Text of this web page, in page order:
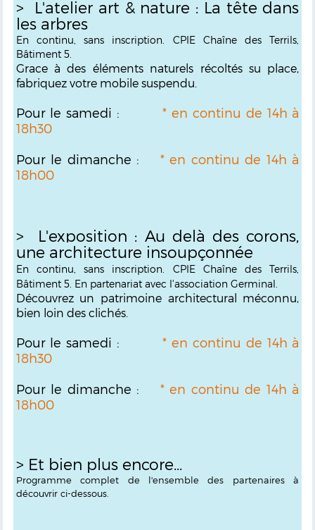
> L'atelier art & nature : La tête dans
les arbres
En continu, sans inscription. CPIE Chaîne des Terrils,
Bâtiment 5.
Grace à des éléments naturels récoltés su place,
fabriquez votre mobile suspendu.
Pour le samedi :* en continu de 14h à
18h30
Pour le dimanche : * en continu de 14h à
18h00
> L'exposition : Au delà des corons,
une architecture insoupçonnée
En continu, sans inscription. CPIE Chaîne des Terrils,
Bâtiment 5. En partenariat avec l'association Germinal.
Découvrez un patrimoine architectural méconnu,
bien loin des clichés.
Pour le samedi :* en continu de 14h à
18h30
Pour le dimanche : * en continu de 14h à
18h00
> Et bien plus encore...
Programme complet de l'ensemble des partenaires à
découvrir ci-dessous.